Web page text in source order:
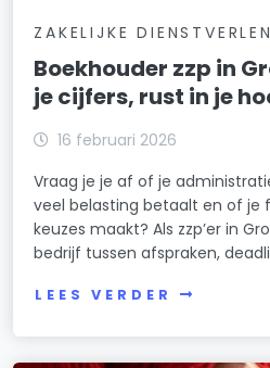
ZAKELIJKE
Boekhouder zzp in
je cijfers, rust in je
16 februari 2026
Vraag je je af of je
veel belasting betaalt en of je
keuzes maakt? Als zzp’er in
bedrijf tussen afspraken,
LEES VERDER